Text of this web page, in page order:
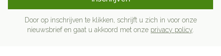
Door op inschrijven te klikken, schrijft u zich in voor onze
nieuwsbrief en gaat u akkoord met onze privacy policy